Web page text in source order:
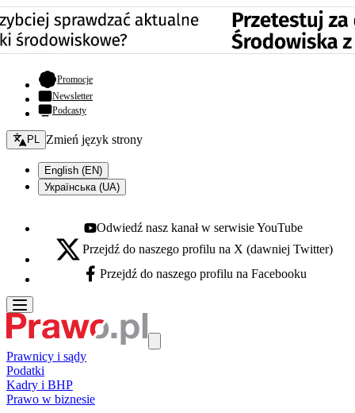
Promocje- otwiera się w nowej karcie
Newsletter
Podcasty
Zmień język - bieżący:
PL Zmień język strony
English (EN)
Українська (UA)
Youtube - otwiera się w nowej karcie
Odwiedź nasz kanał w serwisie YouTube
X - otwiera się w nowej karcie
Przejdź do naszego profilu na X (dawniej Twitter)
Facebook - otwiera się w nowej karcie
Przejdź do naszego profilu na Facebooku
Prawnicy i sądy
Podatki
Kadry i BHP
Prawo w biznesie